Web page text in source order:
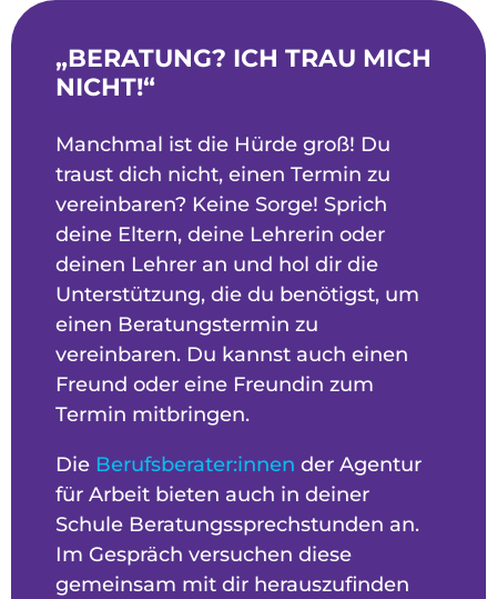
„BERATUNG? ICH TRAU MICH
NICHT!“
Manchmal ist die Hürde groß! Du
traust dich nicht, einen Termin zu
vereinbaren? Keine Sorge! Sprich
deine Eltern, deine Lehrerin oder
deinen Lehrer an und hol dir die
Unterstützung, die du benötigst, um
einen Beratungstermin zu
vereinbaren. Du kannst auch einen
Freund oder eine Freundin zum
Termin mitbringen.
Die Berufsberater:innen der Agentur
für Arbeit bieten auch in deiner
Schule Beratungssprechstunden an.
Im Gespräch versuchen diese
gemeinsam mit dir herauszufinden